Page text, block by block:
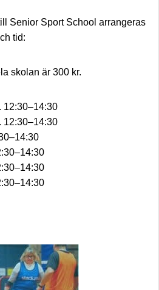
Senior Sport School arrangeras
tid:
skolan är 300 kr.
12:30–14:30
12:30–14:30